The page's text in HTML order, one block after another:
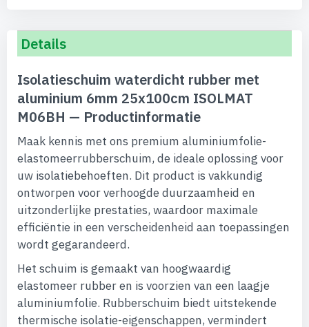
Details
Isolatieschuim waterdicht rubber met
aluminium 6mm 25x100cm ISOLMAT
M06BH — Productinformatie
Maak kennis met ons premium aluminiumfolie-
elastomeerrubberschuim, de ideale oplossing voor
uw isolatiebehoeften. Dit product is vakkundig
ontworpen voor verhoogde duurzaamheid en
uitzonderlijke prestaties, waardoor maximale
efficiëntie in een verscheidenheid aan toepassingen
wordt gegarandeerd.
Het schuim is gemaakt van hoogwaardig
elastomeer rubber en is voorzien van een laagje
aluminiumfolie. Rubberschuim biedt uitstekende
thermische isolatie-eigenschappen, vermindert